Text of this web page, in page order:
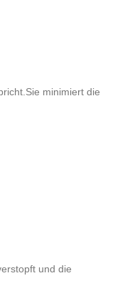
minimiert die
und die